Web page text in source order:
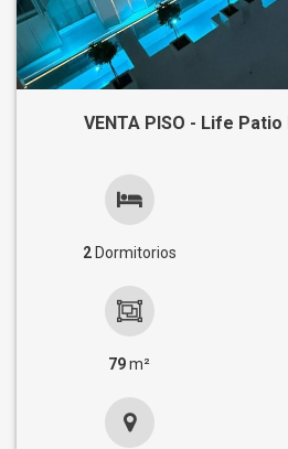
VENTA PISO - Life Patio
2Dormitorios
79m²